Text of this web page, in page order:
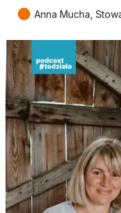
● Anna Mucha,